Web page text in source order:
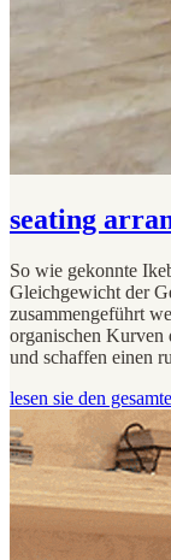
seating
So wie gekonnte
Gleichgewicht der
zusammengeführt
organischen
und schaffen einen
lesen sie den